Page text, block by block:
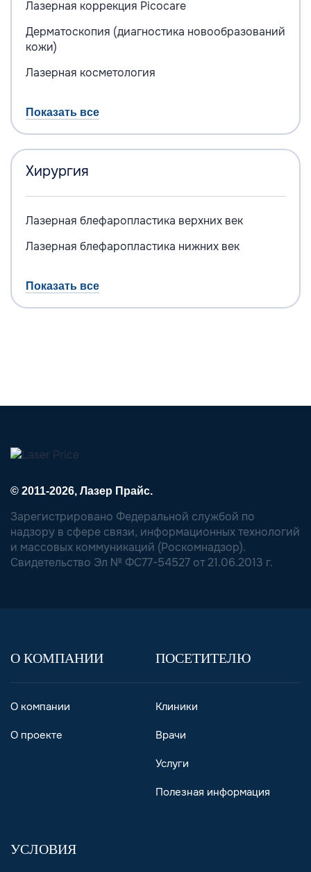
Лазерная коррекция Picocare
Дерматоскопия (диагностика новообразований
кожи)
Лазерная косметология
Показать все
Хирургия
Лазерная блефаропластика верхних век
Лазерная блефаропластика нижних век
Показать все
© 2011-2026, Лазер Прайс.
Зарегистрировано Федеральной службой по
надзору в сфере связи, информационных технологий
и массовых коммуникаций (Роскомнадзор).
Свидетельство Эл № ФС77-54527 от 21.06.2013 г.
О КОМПАНИИ
О компании
О проекте
ПОСЕТИТЕЛЮ
Клиники
Врачи
Услуги
Полезная информация
УСЛОВИЯ